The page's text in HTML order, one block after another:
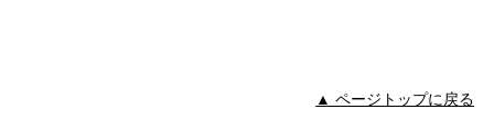
▲ ページトップに戻る